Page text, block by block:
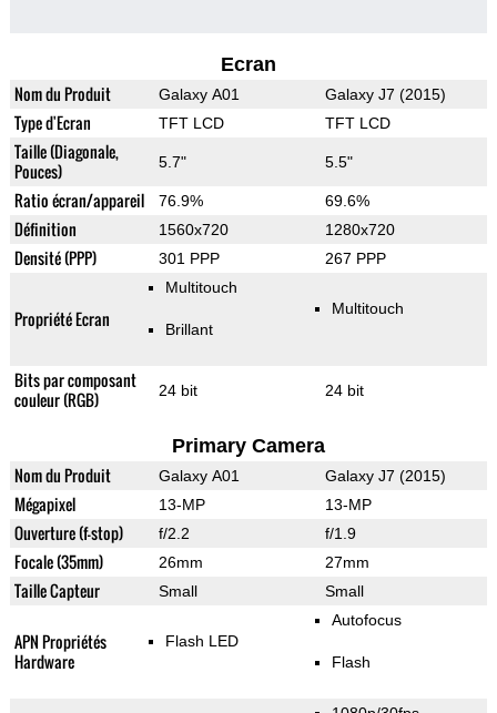
Ecran
Nom du Produit Galaxy A01 Galaxy J7 (2015)
Type d'Ecran TFT LCD TFT LCD
Taille (Diagonale,
Pouces)
5.7" 5.5"
Ratio écran/appareil 76.9% 69.6%
Définition 1560x720 1280x720
Densité (PPP) 301 PPP 267 PPP
Propriété Ecran
Multitouch
Brillant
Multitouch
Bits par composant
couleur (RGB)
24 bit 24 bit
Primary Camera
Nom du Produit Galaxy A01 Galaxy J7 (2015)
Mégapixel 13-MP 13-MP
Ouverture (f-stop) f/2.2 f/1.9
Focale (35mm) 26mm 27mm
Taille Capteur Small Small
APN Propriétés
Hardware
Flash LED
Autofocus
Flash